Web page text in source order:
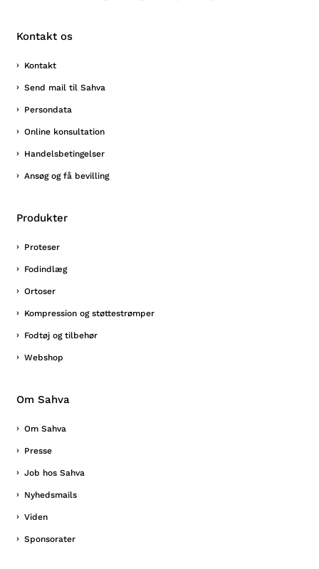
Kontakt os
Kontakt
Send mail til Sahva
Persondata
Online konsultation
Handelsbetingelser
Ansøg og få bevilling
Produkter
Proteser
Fodindlæg
Ortoser
Kompression og støttestrømper
Fodtøj og tilbehør
Webshop
Om Sahva
Om Sahva
Presse
Job hos Sahva
Nyhedsmails
Viden
Sponsorater